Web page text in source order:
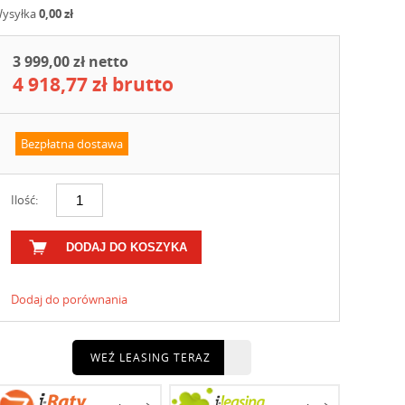
0,00 zł
3 999,00 zł netto
4 918,77 zł brutto
Bezpłatna dostawa
Ilość:
DODAJ DO KOSZYKA
Dodaj do porównania
WEŹ LEASING TERAZ